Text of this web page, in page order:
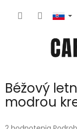
Béžový
modrou